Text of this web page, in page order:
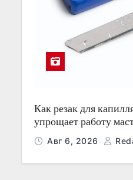
Как резак для
упрощает работу
холодильного
Авг 6, 2026